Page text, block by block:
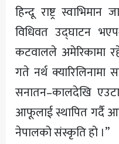
हिन्दू राष्ट्र
विधिवत उद्घाटन
कटवालले अमेरिकामा
गते नर्थ
सनातन–कालदेखि एउटा
आफूलाई स्थापित गर्दै
नेपालको संस्कृति हो ।”